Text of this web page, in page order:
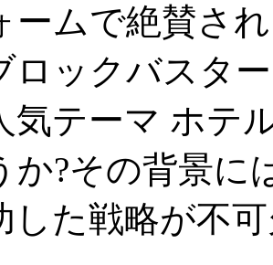
ームで絶賛さ
ロックバスタ
気テーマ ホテ
か?その背景に
した戦略が不